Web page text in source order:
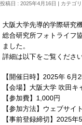
投稿日 : 2025年4月16日 カテゴ
大阪大学先導的学際研究
総合研究所フォトライフ
ました。
詳細は以下をご覧ください
【開催日時】2025年 6
【会場】大阪大学 吹田キ
【参加費】1,000円
【参加方法】ウェブサイ
【事前登録締切】2025年